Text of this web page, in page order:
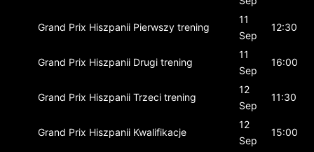
Grand Prix Hiszpanii Pierwszy trening
11
Sep
12:30
Grand Prix Hiszpanii Drugi trening
11
Sep
16:00
Grand Prix Hiszpanii Trzeci trening
12
Sep
11:30
Grand Prix Hiszpanii Kwalifikacje
12
Sep
15:00